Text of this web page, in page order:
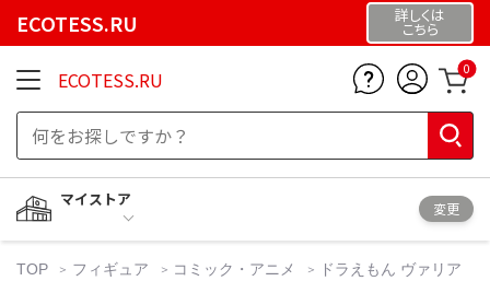
ECOTESS.RU 詳しくは
こちら
ECOTESS.RU 0
マイストア
変更
TOP フィギュア コミック・アニメ
ドラえもん ヴァリア